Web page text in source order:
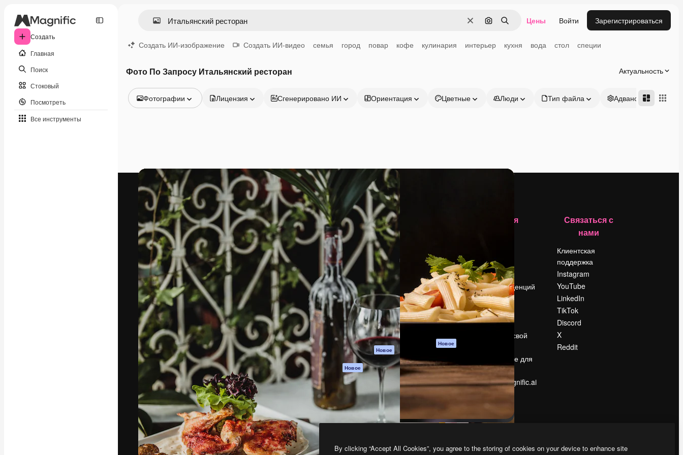
Создать
Главная
Поиск
Стоковый
Посмотреть
Все инструменты
ОчиститьПоиск по изображению
Поиск Цены Войти Зарегистрироваться
Создать ИИ-изображение Создать ИИ-видео семья город повар кофе кулинария интерьер кухня вода стол специи
Фото По Запросу Итальянский ресторан Актуальность
Фотографии
Видео
Видеоролик
Моушн-дизайн
Видеошаблоны
Иконки
3D-модели
Шрифты
Лицензия Сгенерировано ИИ Ориентация Цветные Люди Тип файла Адвансд
Креативная платформа для создания
ваших лучших работ. Более 1 миллиона
подписчиков среди креаторов,
предприятий, агентств и студий.
Pусский
Продукция
Spaces
ИИ-помощник
Генератор
изображений ИИ
Генератор видео
ИИ
Генератор голоса
на основе ИИ
Стоковый контент
MCP для
Claude/ChatGPT
Новое
Агенты Новое
API
Мобильное
приложение
Все инструменты
Magnific
Academy
Пакету ИИ
поддержки
Условия и
положения
Политика
конфиденциальности
Оригиналы
Новое
Политика файлов
cookie
Центр доверия
Партнеры
Предприятие
Компания
Reviews
Вакансии
Поиск тенденций
Блог
События
Slidesgo
Продайте свой
Помещение для
прессы
Ищете magnific.ai
Связаться с
нами
Клиентская
поддержка
Instagram
YouTube
LinkedIn
TikTok
Discord
X
Reddit
By clicking “Accept All Cookies”, you agree to the storing of cookies on your device to enhance site